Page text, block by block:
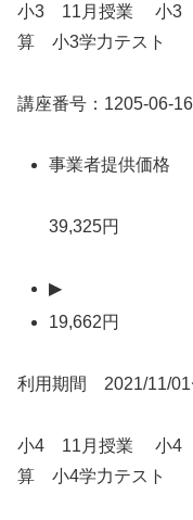
小3 11月授業 小3
算 小3学力テスト
講座番号：1205-06-16
事業者提供価格
39,325円
▶
19,662円
利用期間 2021/11/01
小4 11月授業 小4
算 小4学力テスト